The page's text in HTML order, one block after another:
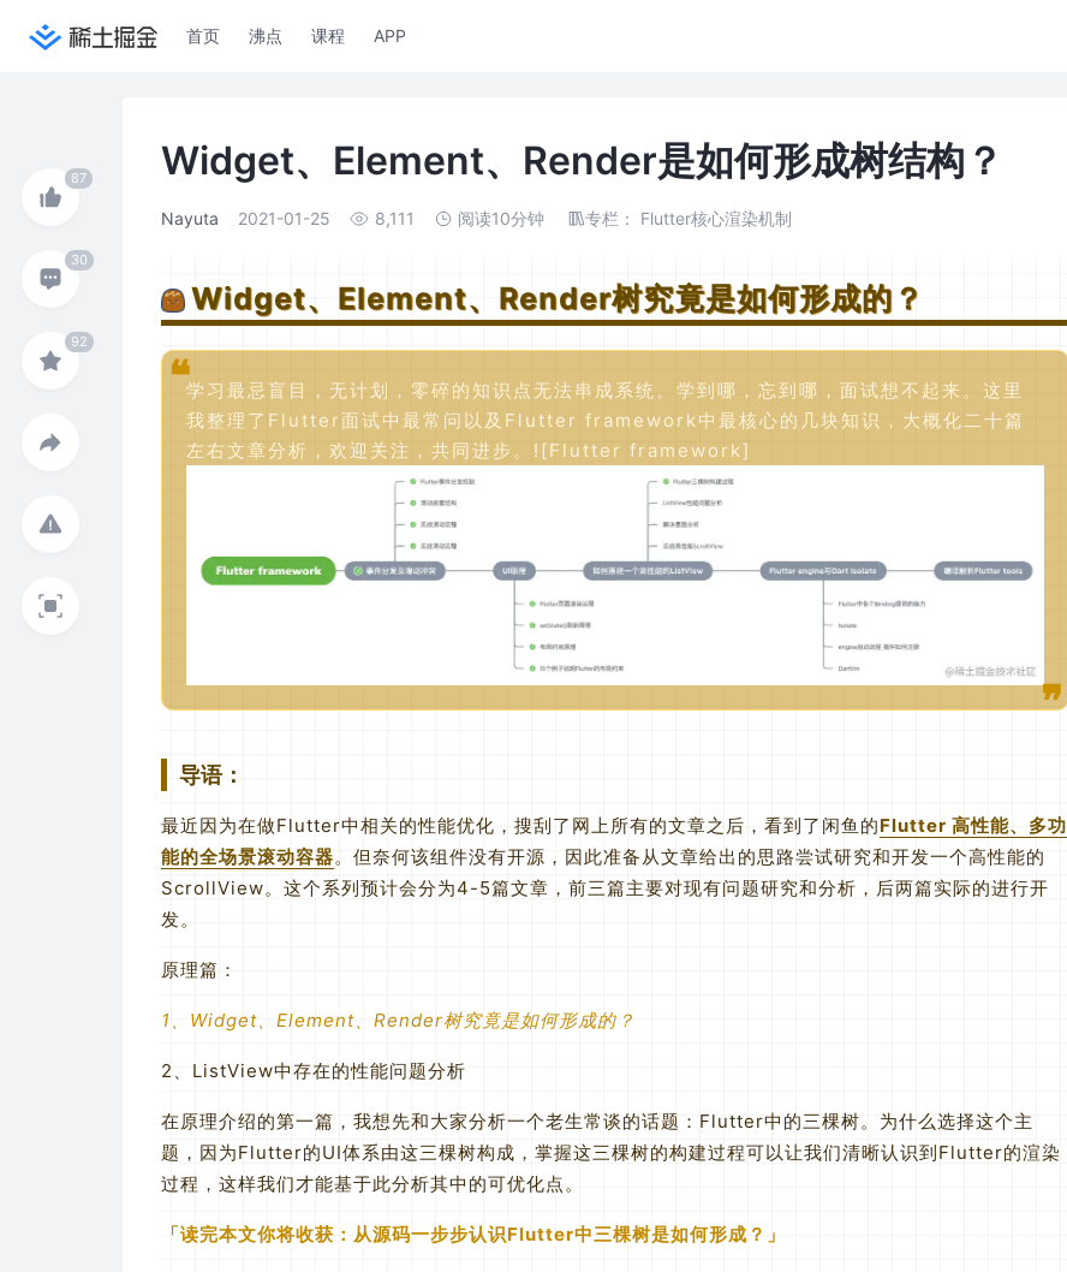
首页 沸点 课程 APP
Widget、Element、Render是如何形成树结构？
Nayuta 2021-01-25 8,111 阅读10分钟 专栏： Flutter核心渲染机制
Widget、Element、Render树究竟是如何形成的？
学习最忌盲目，无计划，零碎的知识点无法串成系统。学到哪，忘到哪，面试想不起来。这里
我整理了Flutter面试中最常问以及Flutter framework中最核心的几块知识，大概化二十篇
左右文章分析，欢迎关注，共同进步。![Flutter framework]
导语：
最近因为在做Flutter中相关的性能优化，搜刮了网上所有的文章之后，看到了闲鱼的Flutter 高性能、多功
能的全场景滚动容器。但奈何该组件没有开源，因此准备从文章给出的思路尝试研究和开发一个高性能的
ScrollView。这个系列预计会分为4-5篇文章，前三篇主要对现有问题研究和分析，后两篇实际的进行开
发。
原理篇：
1、Widget、Element、Render树究竟是如何形成的？
2、ListView中存在的性能问题分析
在原理介绍的第一篇，我想先和大家分析一个老生常谈的话题：Flutter中的三棵树。为什么选择这个主
题，因为Flutter的UI体系由这三棵树构成，掌握这三棵树的构建过程可以让我们清晰认识到Flutter的渲染
过程，这样我们才能基于此分析其中的可优化点。
读完本文你将收获：从源码一步步认识Flutter中三棵树是如何形成？